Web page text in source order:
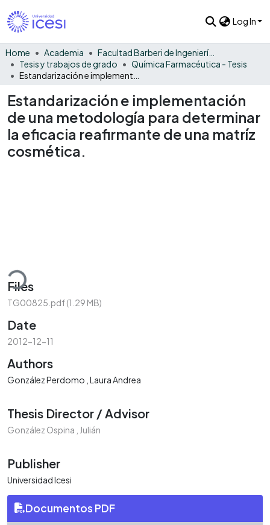
Log In
Home Academia
Facultad Barberi de Ingeniería, Diseño y Ciencias Aplicadas
Tesis y trabajos de grado
Química Farmacéutica - Tesis
Estandarización e implementación
de una metodología para determinar
la eficacia reafirmante de una matríz
cosmética.
Files
TG00825.pdf(1.29 MB)
Date
2012-12-11
Authors
González Perdomo , Laura Andrea
Thesis Director / Advisor
González Ospina , Julián
Publisher
Universidad Icesi
Documentos PDF